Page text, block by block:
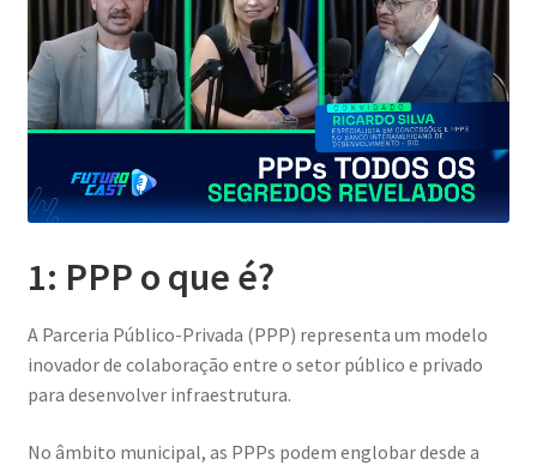
1: PPP o que é?
A Parceria Público-Privada (PPP) representa um modelo
inovador de colaboração entre o setor público e privado
para desenvolver infraestrutura.
No âmbito municipal, as PPPs podem englobar desde a